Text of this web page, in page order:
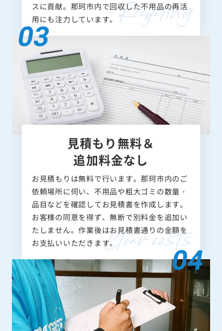
スに貢献。那珂市内で回収した不用品の再活
用にも注力しています。
見積もり無料＆
追加料金なし
お見積もりは無料で行います。那珂市内のご
依頼場所に伺い、不用品や粗大ゴミの数量・
品目などを確認してお見積書を作成します。
お客様の同意を得ず、無断で別料金を追加い
たしません。作業後はお見積書通りの金額を
お支払いいただきます。